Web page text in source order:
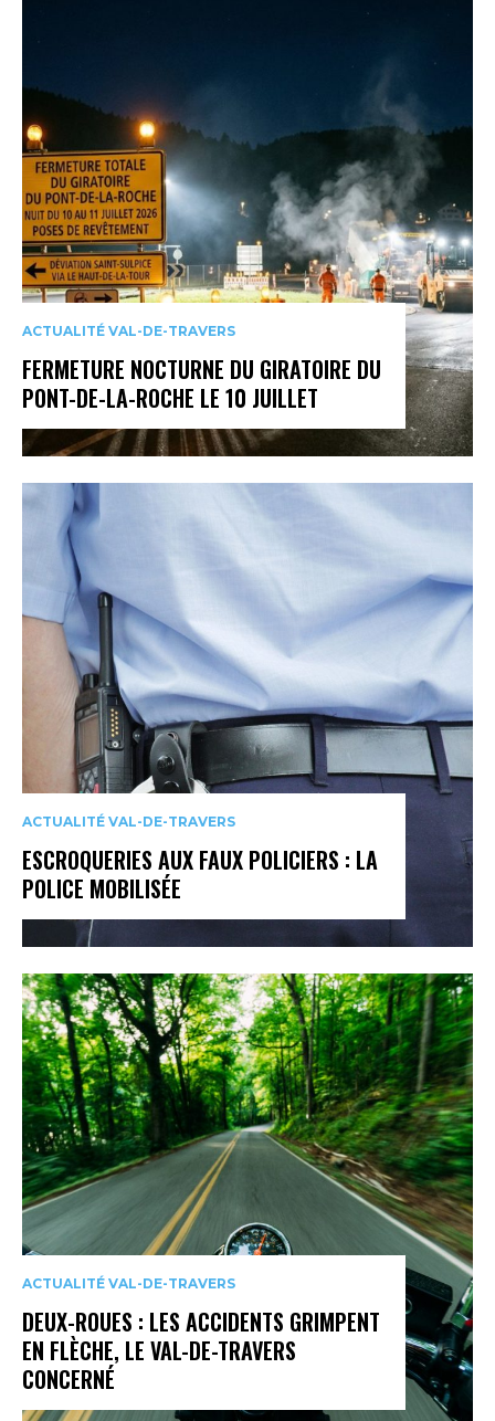
ACTUALITÉ VAL-DE-TRAVERS
FERMETURE NOCTURNE DU GIRATOIRE DU
PONT-DE-LA-ROCHE LE 10 JUILLET
ACTUALITÉ VAL-DE-TRAVERS
ESCROQUERIES AUX FAUX POLICIERS : LA
POLICE MOBILISÉE
ACTUALITÉ VAL-DE-TRAVERS
DEUX-ROUES : LES ACCIDENTS GRIMPENT
EN FLÈCHE, LE VAL-DE-TRAVERS
CONCERNÉ